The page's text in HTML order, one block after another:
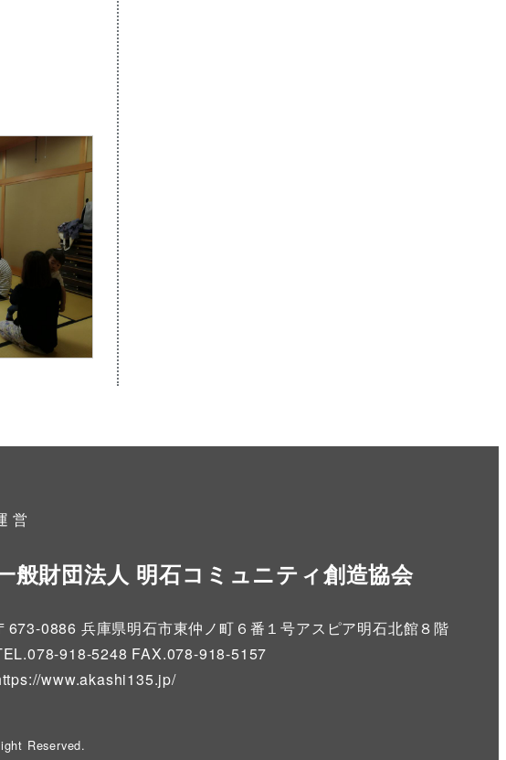
営
般財団法人 明石コミュニティ創造協会
673-0886 兵庫県明石市東仲ノ町６番１号アスピア明石北館８階
918-5248 FAX.078-918-5157
www.akashi135.jp/
Reserved.